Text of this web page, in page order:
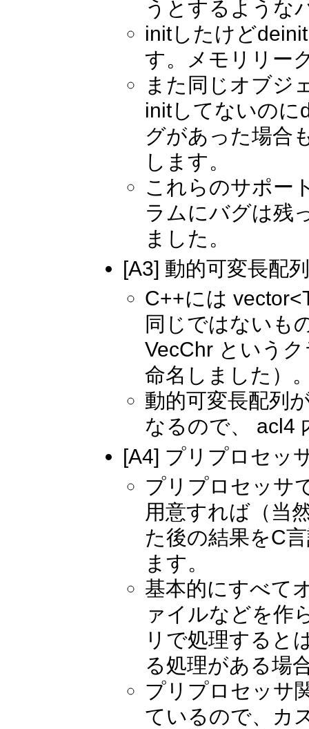
うとするような
initしたけど
す。メモリリー
また同じオブジ
initしてないのに
グがあった場合
します。
これらのサポー
ラムにバグは残
ました。
[A3] 動的可変長配
C++には
同じではないも
VecChr という
命名しました）
動的可変長配列
なるので、 acl4
[A4] プリプロセッ
プリプロセッサ
用意すれば（当
た後の結果をC
ます。
基本的にすべて
ァイルなどを作
リで処理すると
る処理がある場
プリプロセッサ
ているので、カ